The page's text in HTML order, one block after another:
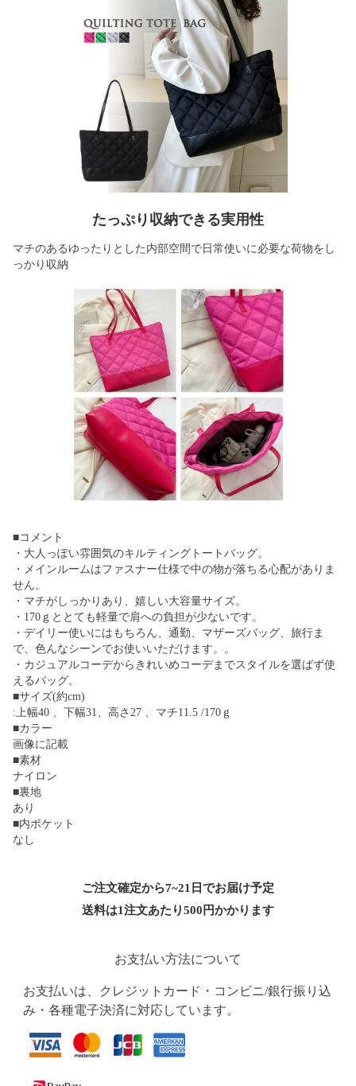
たっぷり収納できる実用性
マチのあるゆったりとした内部空間で日常使いに必要な荷物をし
っかり収納
■コメント
・大人っぽい雰囲気のキルティングトートバッグ。
・メインルームはファスナー仕様で中の物が落ちる心配がありま
せん。
・マチがしっかりあり、嬉しい大容量サイズ。
・170ｇととても軽量で肩への負担が少ないです。
・デイリー使いにはもちろん、通勤、マザーズバッグ、旅行ま
で、色んなシーンでお使いいただけます。。
・カジュアルコーデからきれいめコーデまでスタイルを選ばず使
えるバッグ。
■サイズ(約cm)
:上幅40 、下幅31、高さ27 、マチ11.5 /170ｇ
■カラー
画像に記載
■素材
ナイロン
■裏地
あり
■内ポケット
なし
ご注文確定から7~21日でお届け予定
送料は1注文あたり500 円かかります
お支払い方法について
お支払いは、クレジットカード・コンビニ/銀行振り込
み・各種電子決済に対応しています。